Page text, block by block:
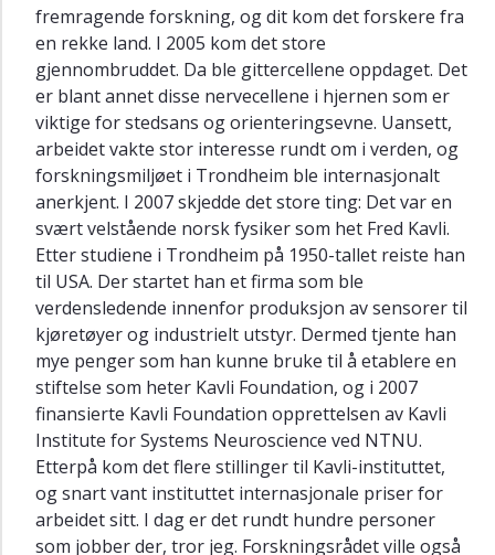
fremragende forskning, og dit kom det forskere fra
en rekke land. I 2005 kom det store
gjennombruddet. Da ble gittercellene oppdaget. Det
er blant annet disse nervecellene i hjernen som er
viktige for stedsans og orienteringsevne. Uansett,
arbeidet vakte stor interesse rundt om i verden, og
forskningsmiljøet i Trondheim ble internasjonalt
anerkjent. I 2007 skjedde det store ting: Det var en
svært velstående norsk fysiker som het Fred Kavli.
Etter studiene i Trondheim på 1950-tallet reiste han
til USA. Der startet han et firma som ble
verdensledende innenfor produksjon av sensorer til
kjøretøyer og industrielt utstyr. Dermed tjente han
mye penger som han kunne bruke til å etablere en
stiftelse som heter Kavli Foundation, og i 2007
finansierte Kavli Foundation opprettelsen av Kavli
Institute for Systems Neuroscience ved NTNU.
Etterpå kom det flere stillinger til Kavli-instituttet,
og snart vant instituttet internasjonale priser for
arbeidet sitt. I dag er det rundt hundre personer
som jobber der, tror jeg. Forskningsrådet ville også